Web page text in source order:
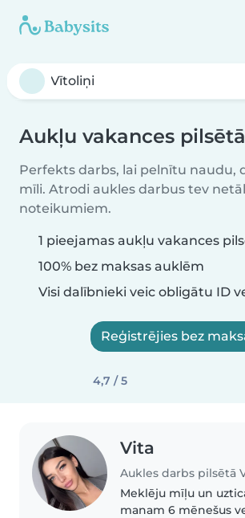
Aukļu vakances
Perfekts darbs, lai pelnītu naudu,
mīli. Atrodi aukles darbus tev
noteikumiem.
1 pieejamas aukļu vakances
100% bez maksas auklēm
Visi dalībnieki veic obligātu ID
Reģistrējies bez
4,7 / 5
Vita
Meklēju mīļu un
manam 6 mēnešus